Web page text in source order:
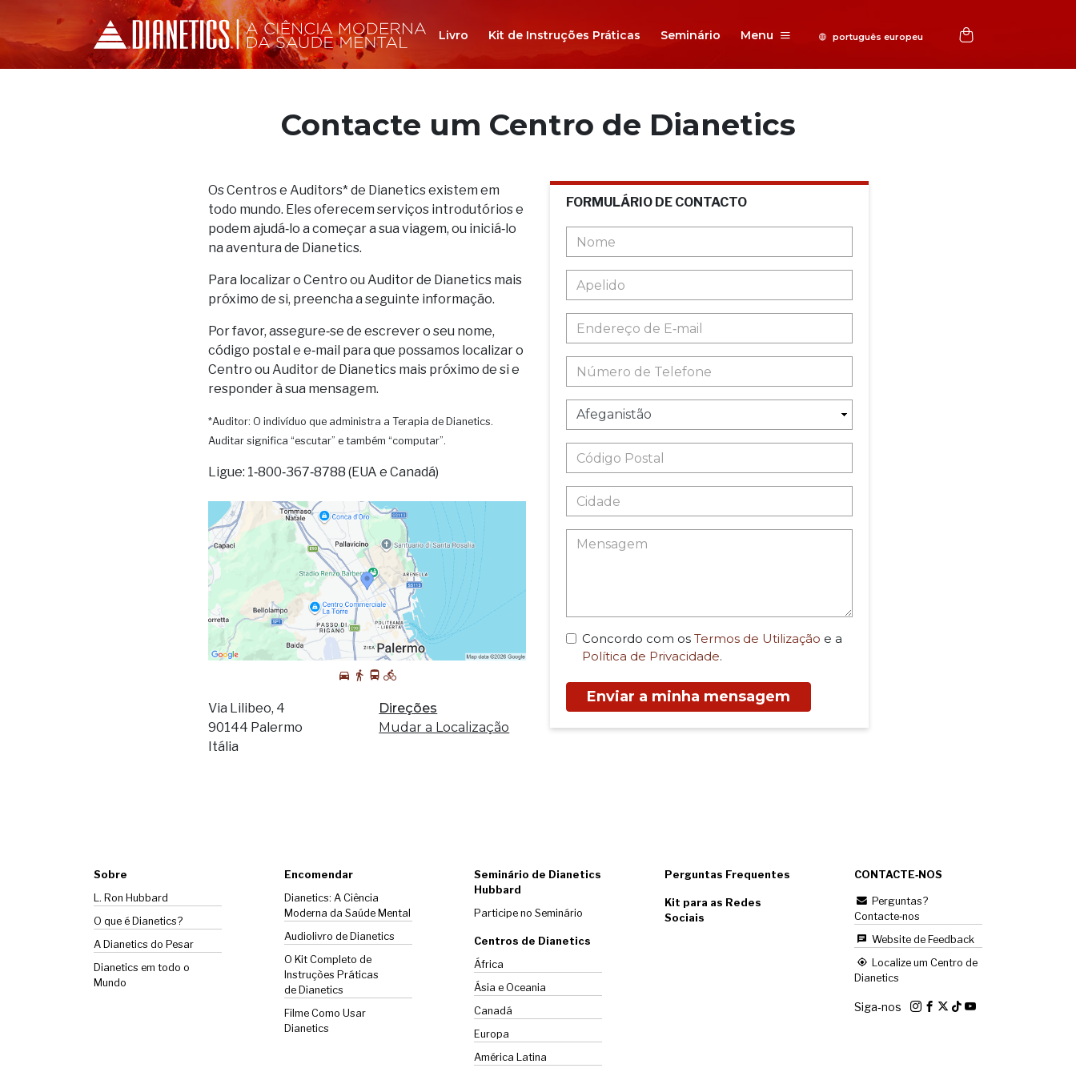
Livro Kit de Instruções Práticas Seminário Menu
Contacte um Centro de Dianetics
Os Centros e Auditors* de Dianetics existem em
todo mundo. Eles oferecem serviços introdutórios e
podem ajudá‑lo a começar a sua viagem, ou iniciá‑lo
na aventura de Dianetics.
Para localizar o Centro ou Auditor de Dianetics mais
próximo de si, preencha a seguinte informação.
Por favor, assegure‑se de escrever o seu nome,
código postal e e‑mail para que possamos localizar o
Centro ou Auditor de Dianetics mais próximo de si e
responder à sua mensagem.
*Auditor: O indivíduo que administra a Terapia de Dianetics.
Auditar significa “escutar” e também “computar”.
Ligue: 1‑800‑367‑8788 (EUA e Canadá)
Via Lilibeo, 4
90144 Palermo
Itália
Direções
Mudar a Localização
FORMULÁRIO DE CONTACTO
Concordo com os Termos de Utilização e a
Política de Privacidade.
Enviar a minha mensagem
Sobre
L. Ron Hubbard
O que é Dianetics?
A Dianetics do Pesar
Dianetics em todo o
Mundo
Encomendar
Dianetics: A Ciência
Moderna da Saúde Mental
Audiolivro de Dianetics
O Kit Completo de
Instruções Práticas
de Dianetics
Filme Como Usar
Dianetics
Seminário de Dianetics
Hubbard
Participe no Seminário
Centros de Dianetics
África
Ásia e Oceania
Canadá
Europa
América Latina
Perguntas Frequentes
Kit para as Redes
Sociais
CONTACTE‑NOS
Perguntas?
Contacte‑nos
Website de Feedback
Localize um Centro de
Dianetics
Siga‑nos